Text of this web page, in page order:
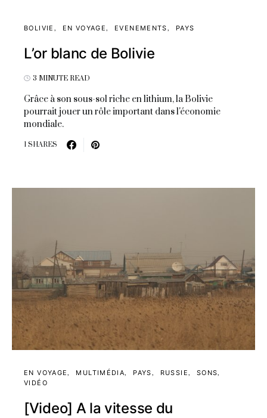
BOLIVIE EN VOYAGE EVENEMENTS PAYS
L’or blanc de Bolivie
3 MINUTE READ
Grâce à son sous-sol riche en lithium, la Bolivie
pourrait jouer un rôle important dans l'économie
mondiale.
1 SHARES
EN VOYAGE MULTIMÉDIA PAYS RUSSIE
SONS
VIDÉO
[Video] A la vitesse du